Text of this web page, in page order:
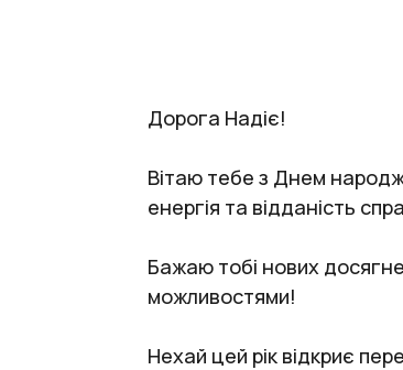
Дорога Надіє!
Вітаю тебе з Днем
енергія та відданість
Бажаю тобі нових
можливостями!
Нехай цей рік відкриє